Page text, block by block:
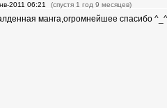
ньюсмейкер Yaoi-team]
2011 06:21 (спустя 1 год 9 месяцев)
манга,огромнейшее спасибо ^_^